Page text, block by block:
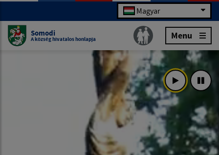
Magyar
Somodi
A község hivatalos honlapja Menu